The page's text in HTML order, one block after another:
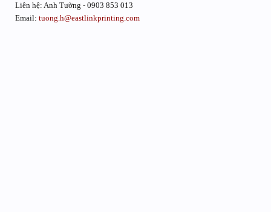
Liên hệ: Anh Tường - 0903 853 013
Email: tuong.h@eastlinkprinting.com